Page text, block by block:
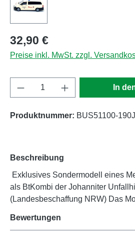
Regulärer Preis:
32,90 €
Preise inkl. MwSt. zzgl.
Produkt Anzahl: Gib In
Produktnummer: BUS51100-
Beschreibung
Exklusives Sondermodell eines
als BtKombi der Johanniter
(Landesbeschaffung NRW) Das
Bewertungen